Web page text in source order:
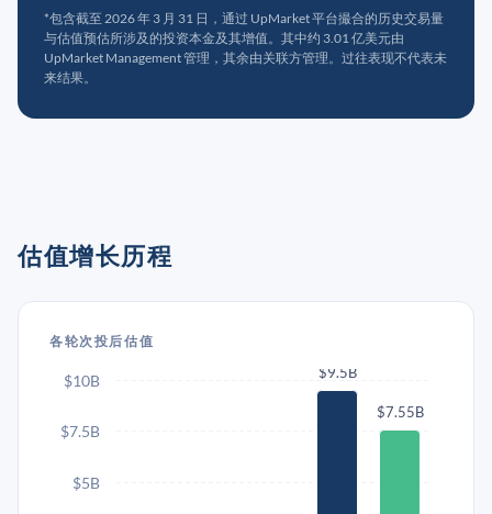
*包含截至 2026 年 3 月 31 日，通过 UpMarket 平台撮合的历史交易量
与估值预估所涉及的投资本金及其增值。其中约 3.01 亿美元由
UpMarket Management 管理，其余由关联方管理。过往表现不代表未
来结果。
估值增长历程
各轮次投后估值
$9.5B
$7.55B
$5B
$7.5B
$10B